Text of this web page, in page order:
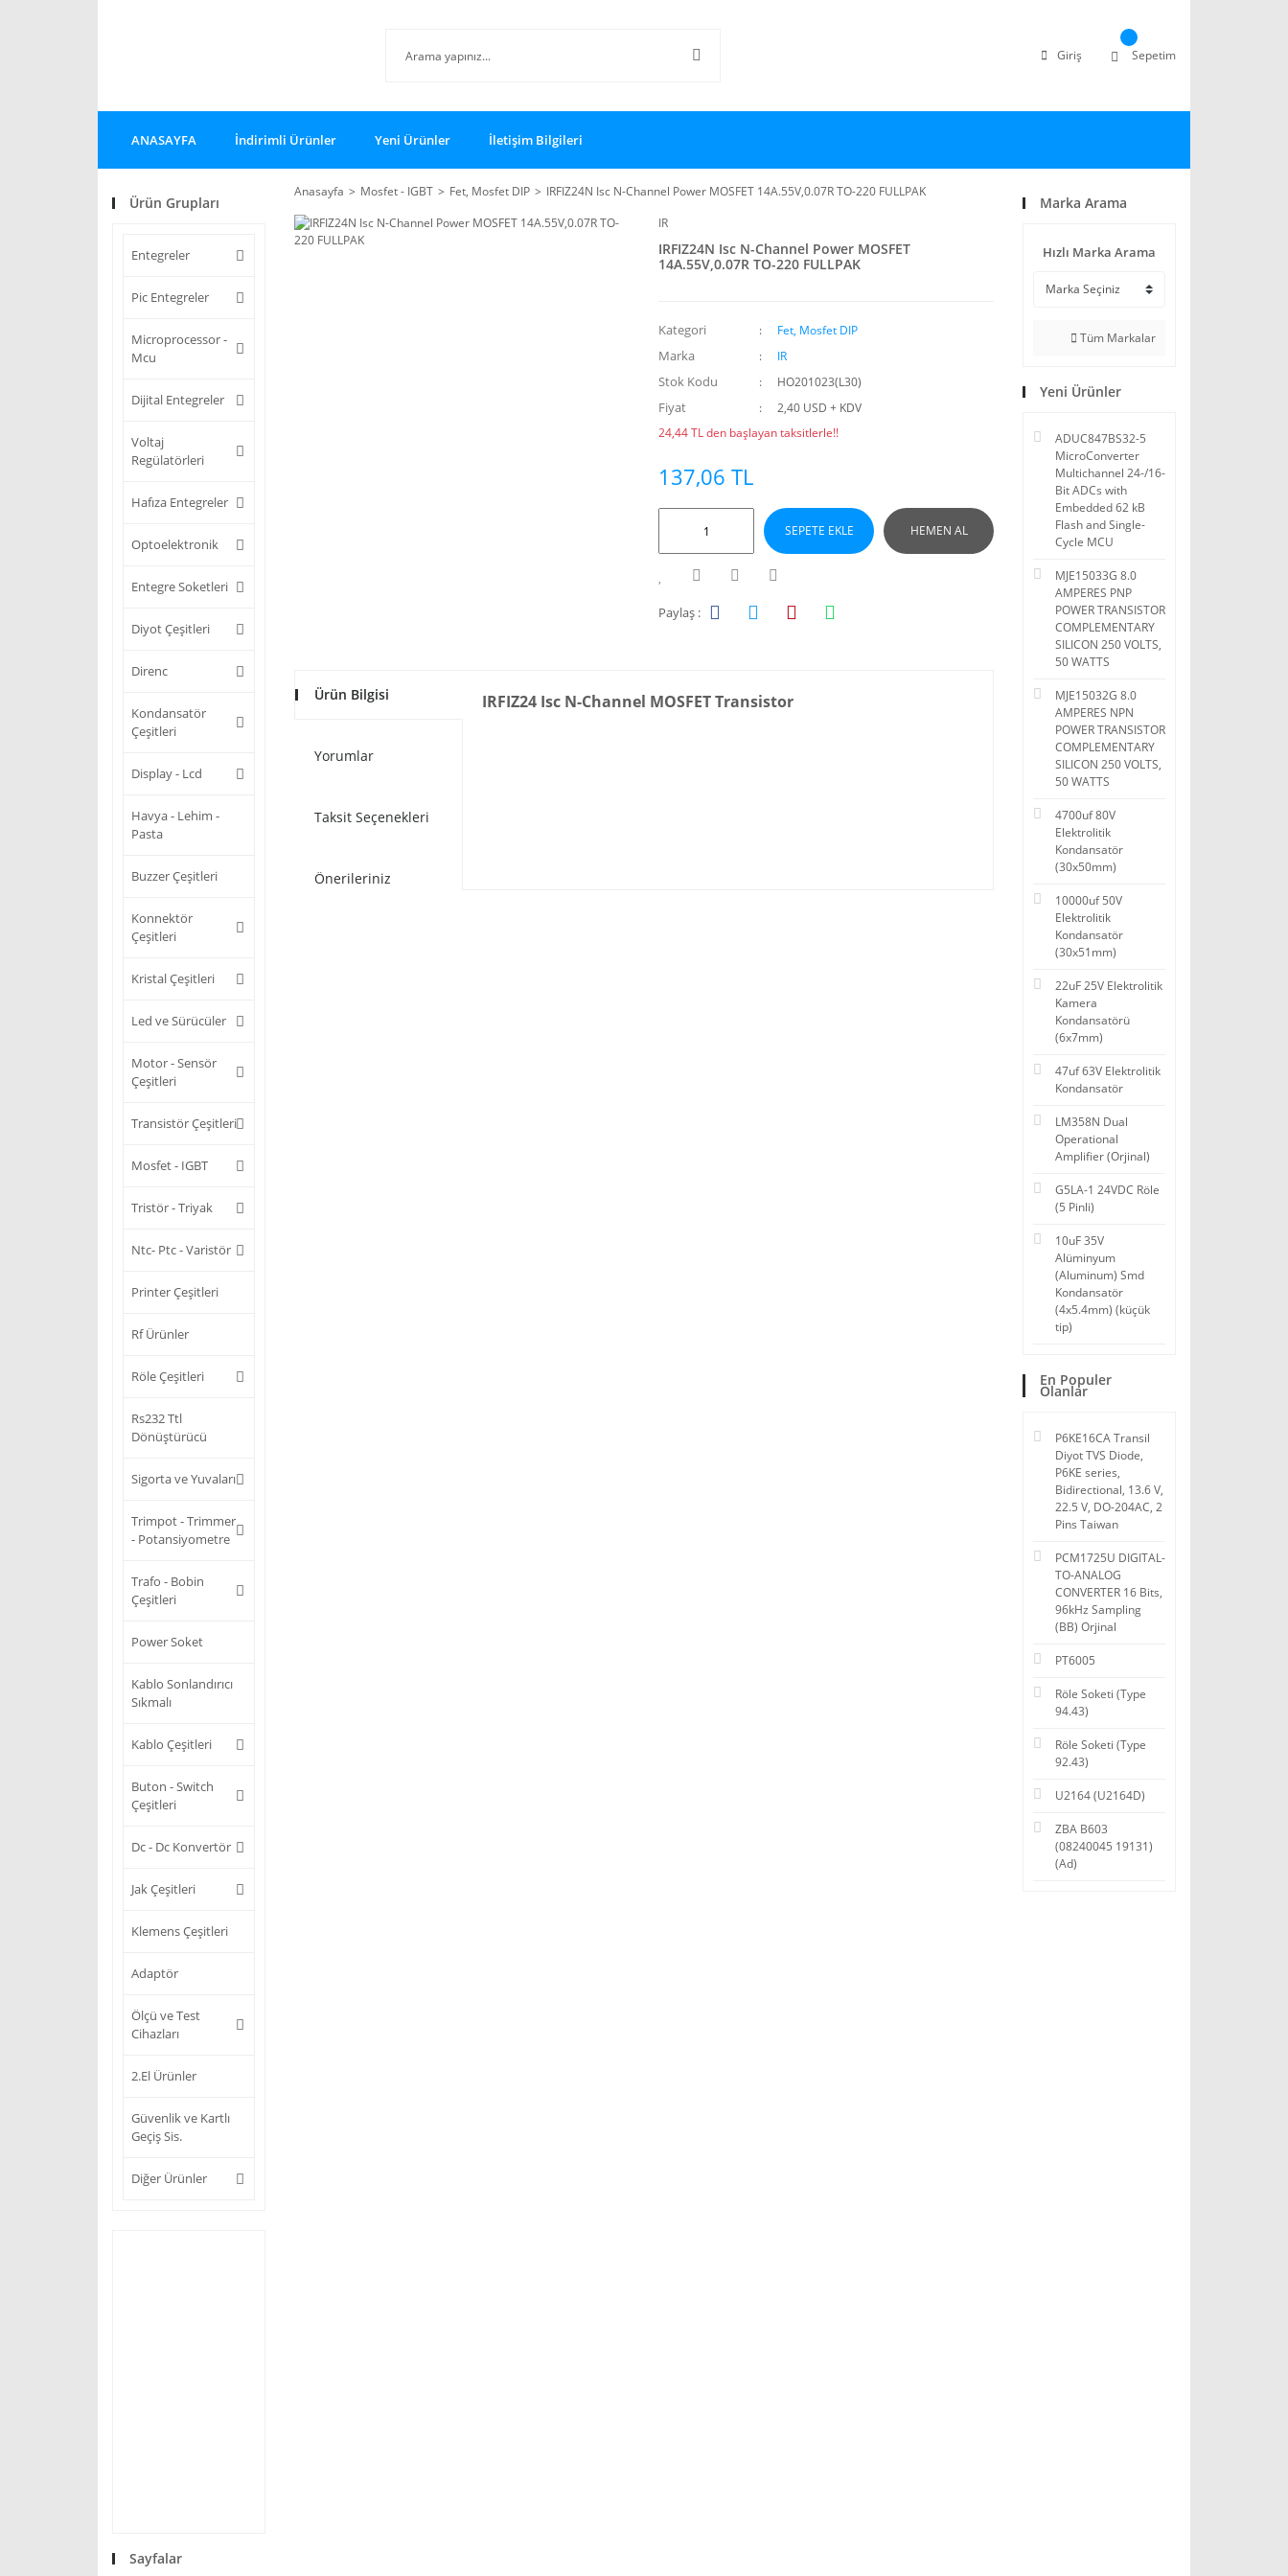
Giriş Sepetim
ANASAYFA İndirimli Ürünler Yeni Ürünler İletişim Bilgileri
Ürün Grupları
Entegreler
Pic Entegreler
Microprocessor -
Mcu
Dijital Entegreler
Voltaj
Regülatörleri
Hafıza Entegreler
Optoelektronik
Entegre Soketleri
Diyot Çeşitleri
Direnc
Kondansatör
Çeşitleri
Display - Lcd
Havya - Lehim -
Pasta
Buzzer Çeşitleri
Konnektör
Çeşitleri
Kristal Çeşitleri
Led ve Sürücüler
Motor - Sensör
Çeşitleri
Transistör Çeşitleri
Mosfet - IGBT
Tristör - Triyak
Ntc- Ptc - Varistör
Printer Çeşitleri
Rf Ürünler
Röle Çeşitleri
Rs232 Ttl
Dönüştürücü
Sigorta ve Yuvaları
Trimpot - Trimmer
- Potansiyometre
Trafo - Bobin
Çeşitleri
Power Soket
Kablo Sonlandırıcı
Sıkmalı
Kablo Çeşitleri
Buton - Switch
Çeşitleri
Dc - Dc Konvertör
Jak Çeşitleri
Klemens Çeşitleri
Adaptör
Ölçü ve Test
Cihazları
2.El Ürünler
Güvenlik ve Kartlı
Geçiş Sis.
Diğer Ürünler
Sayfalar
Anasayfa Mosfet - IGBT Fet, Mosfet DIP
IRFIZ24N Isc N-Channel Power MOSFET 14A.55V,0.07R TO-220 FULLPAK
IR
IRFIZ24N Isc N-Channel Power MOSFET
14A.55V,0.07R TO-220 FULLPAK
Kategori Fet, Mosfet DIP
Marka IR
Stok Kodu HO201023(L30)
Fiyat
2,40 USD + KDV
24,44 TL den başlayan taksitlerle!!
137,06 TL
SEPETE EKLE HEMEN AL
Paylaş :
Ürün Bilgisi
Yorumlar
Taksit Seçenekleri
Önerileriniz
IRFIZ24 Isc N-Channel MOSFET Transistor
Marka Arama
Hızlı Marka Arama
Tüm Markalar
Yeni Ürünler
ADUC847BS32-5
MicroConverter
Multichannel 24-/16-
Bit ADCs with
Embedded 62 kB
Flash and Single-
Cycle MCU
MJE15033G 8.0
AMPERES PNP
POWER TRANSISTOR
COMPLEMENTARY
SILICON 250 VOLTS,
50 WATTS
MJE15032G 8.0
AMPERES NPN
POWER TRANSISTOR
COMPLEMENTARY
SILICON 250 VOLTS,
50 WATTS
4700uf 80V
Elektrolitik
Kondansatör
(30x50mm)
10000uf 50V
Elektrolitik
Kondansatör
(30x51mm)
22uF 25V Elektrolitik
Kamera
Kondansatörü
(6x7mm)
47uf 63V Elektrolitik
Kondansatör
LM358N Dual
Operational
Amplifier (Orjinal)
G5LA-1 24VDC Röle
(5 Pinli)
10uF 35V
Alüminyum
(Aluminum) Smd
Kondansatör
(4x5.4mm) (küçük
tip)
En Populer
Olanlar
P6KE16CA Transil
Diyot TVS Diode,
P6KE series,
Bidirectional, 13.6 V,
22.5 V, DO-204AC, 2
Pins Taiwan
PCM1725U DIGITAL-
TO-ANALOG
CONVERTER 16 Bits,
96kHz Sampling
(BB) Orjinal
PT6005
Röle Soketi (Type
94.43)
Röle Soketi (Type
92.43)
U2164 (U2164D)
ZBA B603
(08240045 19131)
(Ad)